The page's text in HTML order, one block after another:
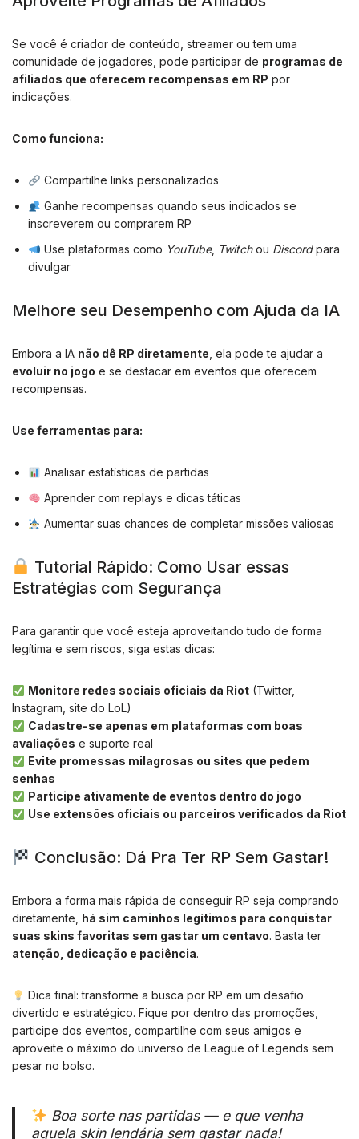
Se você é criador de conteúdo, streamer ou tem uma
comunidade de jogadores, pode participar de programas de
afiliados que oferecem recompensas em RP por
indicações.
Como funciona:
Compartilhe links personalizados
Ganhe recompensas quando seus indicados se
inscreverem ou comprarem RP
Use plataformas como YouTube, Twitchou Discordpara
divulgar
Melhore seu Desempenho com Ajuda da IA
Embora a IA não dê RP diretamente , ela pode te ajudar a
evoluir no jogo e se destacar em eventos que oferecem
recompensas.
Use ferramentas para:
Analisar estatísticas de partidas
Aprender com replays e dicas táticas
Aumentar suas chances de completar missões valiosas
Tutorial Rápido: Como Usar essas
Estratégias com Segurança
Para garantir que você esteja aproveitando tudo de forma
legítima e sem riscos, siga estas dicas:
Monitore redes sociais oficiais da Riot(Twitter,
Instagram, site do LoL)
Cadastre-se apenas em plataformas com boas
avaliações e suporte real
Evite promessas milagrosas ou sites que pedem
senhas
Participe ativamente de eventos dentro do jogo
Use extensões oficiais ou parceiros verificados da Riot
Conclusão: Dá Pra Ter RP Sem Gastar!
Embora a forma mais rápida de conseguir RP seja comprando
diretamente, há sim caminhos legítimos para conquistar
suas skins favoritas sem gastar um centavo. Basta ter
atenção, dedicação e paciência.
Dica final: transforme a busca por RP em um desafio
divertido e estratégico. Fique por dentro das promoções,
participe dos eventos, compartilhe com seus amigos e
aproveite o máximo do universo de League of Legends sem
pesar no bolso.
Boa sorte nas partidas — e que venha
aquela skin lendária sem gastar nada!